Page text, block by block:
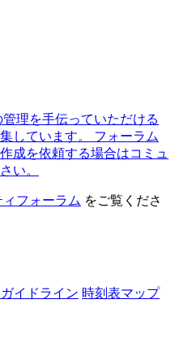
理を手伝っていただける
しています。
フォーラム
成を依頼する場合はコミュ
い。
ィフォーラム をご覧くださ
イドライン 時刻表マップ